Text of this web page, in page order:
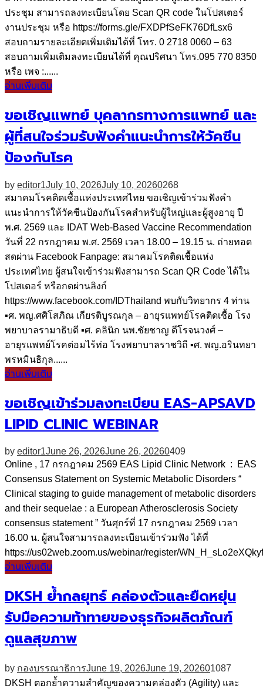
ประชุม สามารถลงทะเบียนโดย Scan QR code ในโปสเตอร์
งานประชุม หรือ https://forms.gle/FXDPfSeFK76DfLsx6
สอบถามรายละเอียดเพิ่มเติมได้ที่ โทร. 0 2718 0060 – 63
สอบถามเพิ่มเติมลงทะเบียนได้ที่ คุณปริศนา โทร.095 770 8350
หรือ เพจ :......
อ่านเพิ่มเติม
ขอเชิญแพทย์ บุคลากรทางการแพทย์ และ
ผู้ที่สนใจร่วมรับฟังคำแนะนำการให้วัคซีน
ป้องกันโรค
by editor1July 10, 2026July 10, 20260268
สมาคมโรคติดเชื้อแห่งประเทศไทย ขอเชิญเข้าร่วมฟังคำ
แนะนำการให้วัคซีนป้องกันโรคสำหรับผู้ใหญ่และผู้สูงอายุ ปี
พ.ศ. 2569 และ IDAT Web-Based Vaccine Recommendation
วันที่ 22 กรกฎาคม พ.ศ. 2569 เวลา 18.00 – 19.15 น. ถ่ายทอด
สดผ่าน Facebook Fanpage: สมาคมโรคติดเชื้อแห่ง
ประเทศไทย ผู้สนใจเข้าร่วมฟังสามารถ Scan QR Code ได้ใน
โปสเตอร์ หรือกดผ่านลิงก์
https://www.facebook.com/IDThailand พบกับวิทยากร 4 ท่าน
▪ศ. พญ.ศศิโสภิณ เกียรติบูรณกุล – อายุรแพทย์โรคติดเชื้อ โรง
พยาบาลรามาธิบดี ▪ศ. คลินิก นพ.ชัยชาญ ดีโรจนวงศ์ –
อายุรแพทย์โรคต่อมไร้ท่อ โรงพยาบาลราชวิถี ▪ศ. พญ.อรินทยา
พรหมินธิกุล......
อ่านเพิ่มเติม
ขอเชิญเข้าร่วมลงทะเบียน EAS-APSAVD
LIPID CLINIC WEBINAR
by editor1June 26, 2026June 26, 20260409
Online , 17 กรกฎาคม 2569 EAS Lipid Clinic Network : EAS
Consensus Statement on Systemic Metabolic Disorders “
Clinical staging to guide management of metabolic disorders
and their sequelae : a European Atherosclerosis Society
consensus statement ” วันศุกร์ที่ 17 กรกฎาคม 2569 เวลา
16.00 น. ผู้สนใจสามารถลงทะเบียนเข้าร่วมฟัง ได้ที่
https://us02web.zoom.us/webinar/register/
อ่านเพิ่มเติม
DKSH ย้ำกลยุทธ์ คล่องตัวและยืดหยุ่น
รับมือความท้าทายของธุรกิจผลิตภัณฑ์
ดูแลสุขภาพ
by กองบรรณาธิการJune 19, 2026June 19, 202601087
DKSH ตอกย้ำความสำคัญของความคล่องตัว (Agility) และ